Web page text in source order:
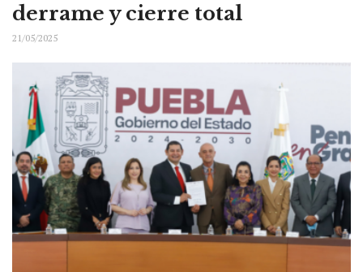
derrame y cierre total
21/05/2025